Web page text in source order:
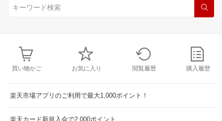
買い物かご お気に入り 閲覧履歴 購入履歴
楽天市場アプリのご利用で最大1,000ポイント！
楽天カード新規入会で2,000ポイント